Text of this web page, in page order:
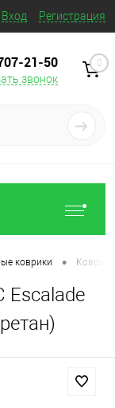
Вход Регистрация
звонок
0
коврики •
Escalade